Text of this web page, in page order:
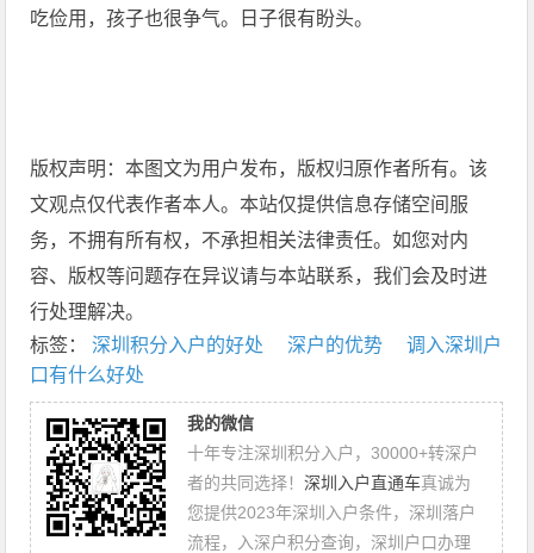
吃俭用，孩子也很争气。日子很有盼头。
版权声明：本图文为用户发布，版权归原作者所有。该
文观点仅代表作者本人。本站仅提供信息存储空间服
务，不拥有所有权，不承担相关法律责任。如您对内
容、版权等问题存在异议请与本站联系，我们会及时进
行处理解决。
标签：深圳积分入户的好处 深户的优势
调入深圳户
口有什么好处
我的微信
十年专注深圳积分入户，30000+转深户
者的共同选择！ 深圳入户直通车真诚为
您提供2023年深圳入户条件，深圳落户
流程，入深户积分查询，深圳户口办理